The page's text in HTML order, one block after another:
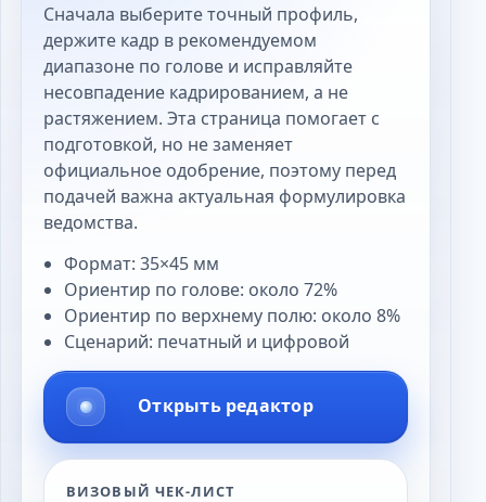
Сначала выберите точный профиль,
держите кадр в рекомендуемом
диапазоне по голове и исправляйте
несовпадение кадрированием, а не
растяжением. Эта страница помогает с
подготовкой, но не заменяет
официальное одобрение, поэтому перед
подачей важна актуальная формулировка
ведомства.
Формат: 35×45 мм
Ориентир по голове: около 72%
Ориентир по верхнему полю: около 8%
Сценарий: печатный и цифровой
Открыть редактор
ВИЗОВЫЙ ЧЕК-ЛИСТ